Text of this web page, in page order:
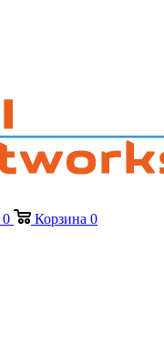
0 Корзина 0